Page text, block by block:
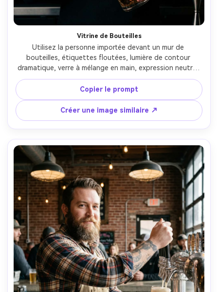
Vitrine de Bouteilles
Utilisez la personne importée devant un mur de
bouteilles, étiquettes floutées, lumière de contour
dramatique, verre à mélange en main, expression neutre,
Sony A7R IV 85mm f/1.4, contraste profond, reflets
réalistes sur les verres --ar 4:5
Copier le prompt
Créer une image similaire ↗